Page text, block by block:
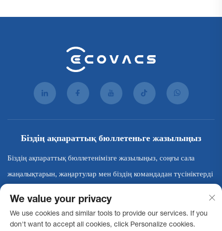
Біздің ақпараттық бюллетеньге жазылыңыз
Біздің ақпараттық бюллетенімізге жазылыңыз, соңғы сала
жаңалықтарын, жаңартулар мен біздің командадан түсініктерді
Жазылу
We value your privacy
We use cookies and similar tools to provide our services. If you
don't want to accept all cookies, click Personalize cookies.